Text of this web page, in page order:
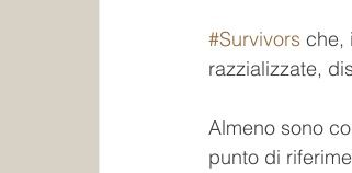
#Survivors che,
razzializzate,
Almeno sono
punto di